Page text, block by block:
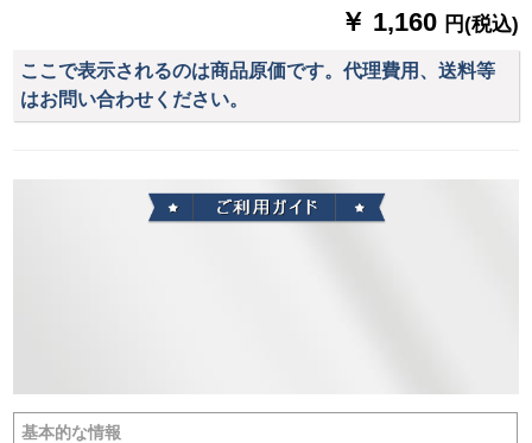
￥ 1,160 円(税込)
ここで表示されるのは商品原価です。代理費用、送料等
はお問い合わせください。
基本的な情報